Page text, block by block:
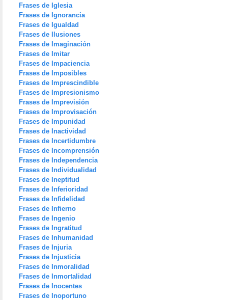
Frases de Iglesia
Frases de Ignorancia
Frases de Igualdad
Frases de Ilusiones
Frases de Imaginación
Frases de Imitar
Frases de Impaciencia
Frases de Imposibles
Frases de Imprescindible
Frases de Impresionismo
Frases de Imprevisión
Frases de Improvisación
Frases de Impunidad
Frases de Inactividad
Frases de Incertidumbre
Frases de Incomprensión
Frases de Independencia
Frases de Individualidad
Frases de Ineptitud
Frases de Inferioridad
Frases de Infidelidad
Frases de Infierno
Frases de Ingenio
Frases de Ingratitud
Frases de Inhumanidad
Frases de Injuria
Frases de Injusticia
Frases de Inmoralidad
Frases de Inmortalidad
Frases de Inocentes
Frases de Inoportuno